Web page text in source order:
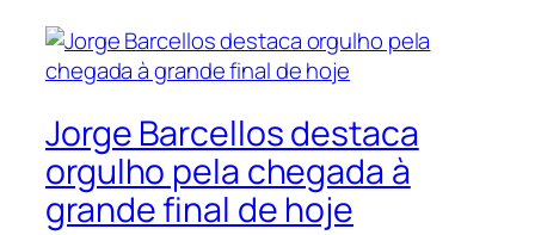
Jorge Barcellos destaca
orgulho pela chegada à
grande final de hoje